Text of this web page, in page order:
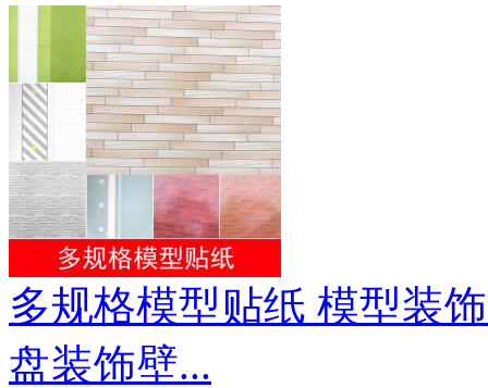
多规格模型贴纸 模型装
盘装饰壁...